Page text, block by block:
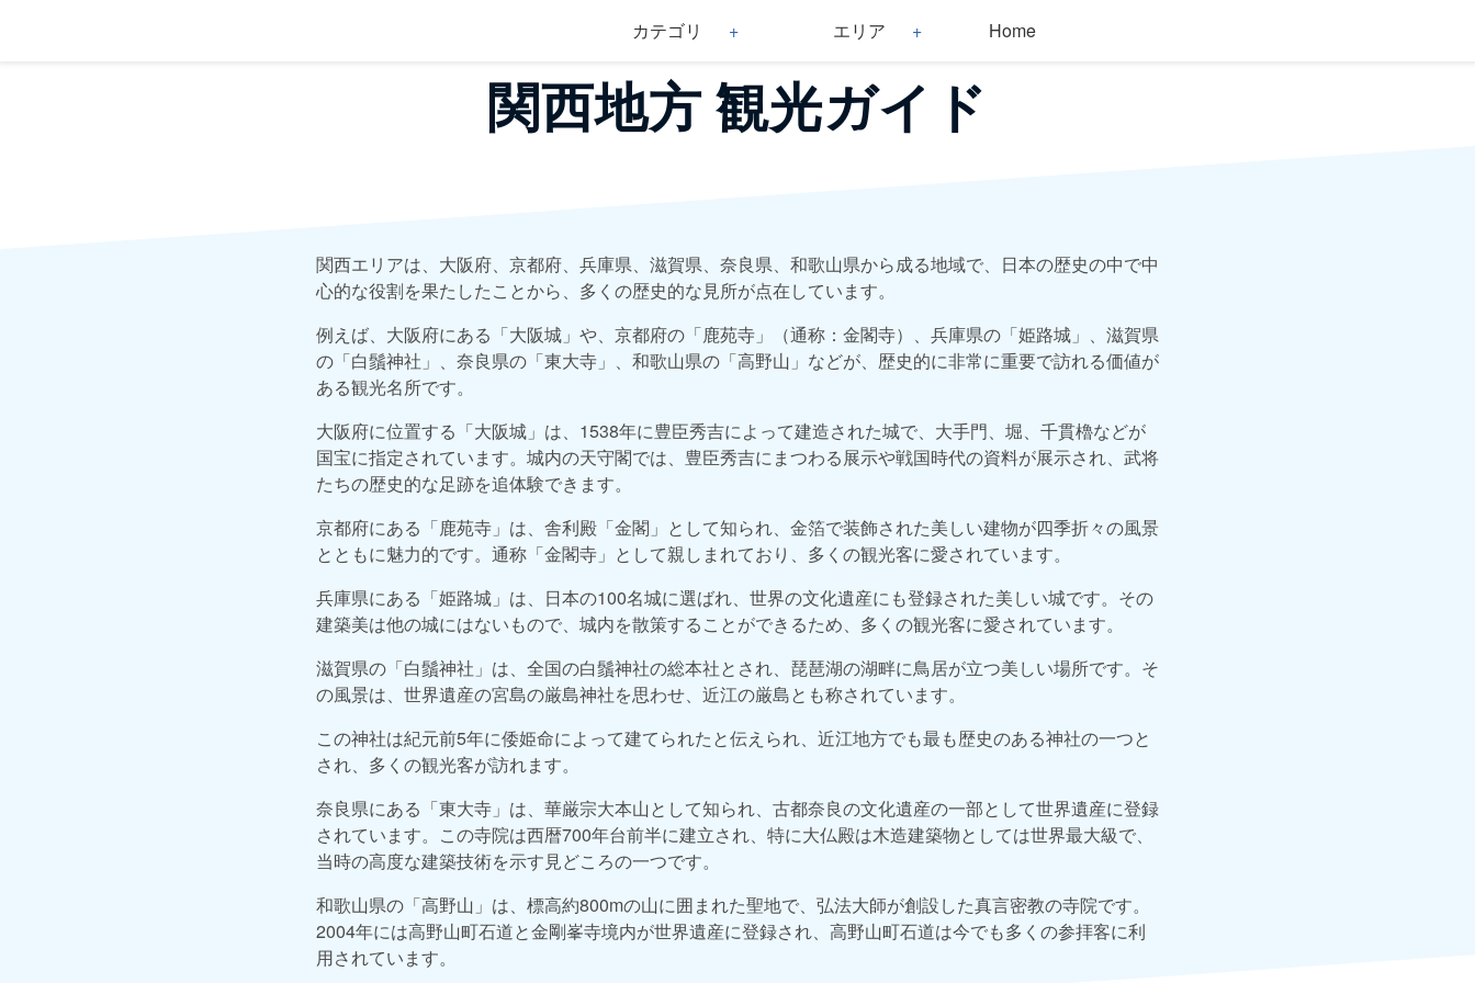
カテゴリ エリア Home
関西地方 観光ガイド
関西エリアは、大阪府、京都府、兵庫県、滋賀県、奈良県、和歌山県から成る地域で、日本の歴史の中で中
心的な役割を果たしたことから、多くの歴史的な見所が点在しています。
例えば、大阪府にある「大阪城」や、京都府の「鹿苑寺」（通称：金閣寺）、兵庫県の「姫路城」、滋賀県
の「白鬚神社」、奈良県の「東大寺」、和歌山県の「高野山」などが、歴史的に非常に重要で訪れる価値が
ある観光名所です。
大阪府に位置する「大阪城」は、1538年に豊臣秀吉によって建造された城で、大手門、堀、千貫櫓などが
国宝に指定されています。城内の天守閣では、豊臣秀吉にまつわる展示や戦国時代の資料が展示され、武将
たちの歴史的な足跡を追体験できます。
京都府にある「鹿苑寺」は、舎利殿「金閣」として知られ、金箔で装飾された美しい建物が四季折々の風景
とともに魅力的です。通称「金閣寺」として親しまれており、多くの観光客に愛されています。
兵庫県にある「姫路城」は、日本の100名城に選ばれ、世界の文化遺産にも登録された美しい城です。その
建築美は他の城にはないもので、城内を散策することができるため、多くの観光客に愛されています。
滋賀県の「白鬚神社」は、全国の白鬚神社の総本社とされ、琵琶湖の湖畔に鳥居が立つ美しい場所です。そ
の風景は、世界遺産の宮島の厳島神社を思わせ、近江の厳島とも称されています。
この神社は紀元前5年に倭姫命によって建てられたと伝えられ、近江地方でも最も歴史のある神社の一つと
され、多くの観光客が訪れます。
奈良県にある「東大寺」は、華厳宗大本山として知られ、古都奈良の文化遺産の一部として世界遺産に登録
されています。この寺院は西暦700年台前半に建立され、特に大仏殿は木造建築物としては世界最大級で、
当時の高度な建築技術を示す見どころの一つです。
和歌山県の「高野山」は、標高約800mの山に囲まれた聖地で、弘法大師が創設した真言密教の寺院です。
2004年には高野山町石道と金剛峯寺境内が世界遺産に登録され、高野山町石道は今でも多くの参拝客に利
用されています。